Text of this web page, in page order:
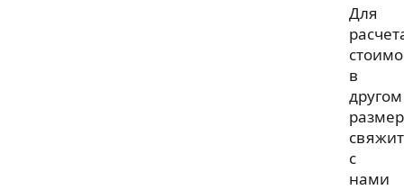
Для
в
другом
с
нами